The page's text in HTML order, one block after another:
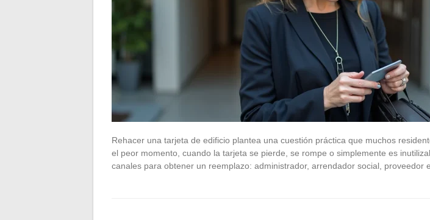
Rehacer una tarjeta de edificio plantea una cuestión práctica que muchos
el peor momento, cuando la tarjeta se pierde, se rompe o simplemente es
canales para obtener un reemplazo: administrador, arrendador social, proveedor